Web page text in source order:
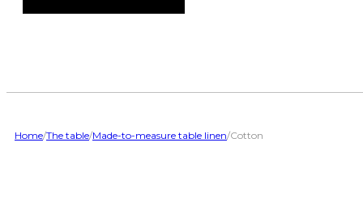
Home/The table/Made-to-measure table linen/Cotton